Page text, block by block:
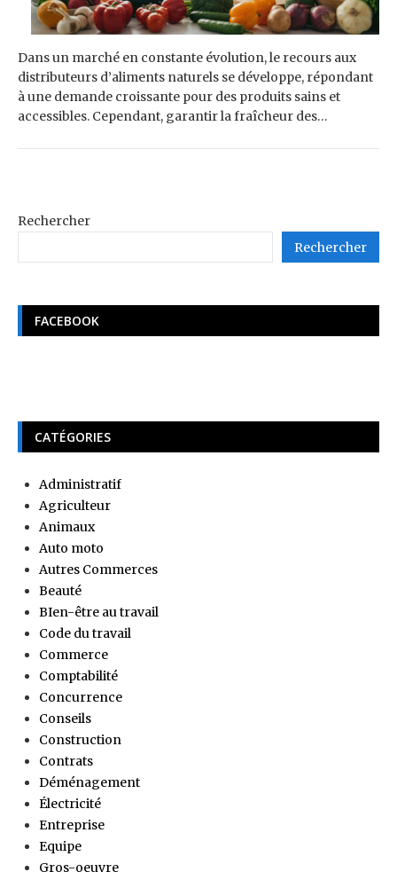
Dans un marché en constante évolution, le recours aux
distributeurs d’aliments naturels se développe, répondant
à une demande croissante pour des produits sains et
accessibles. Cependant, garantir la fraîcheur des…
Rechercher
Rechercher
FACEBOOK
CATÉGORIES
Administratif
Agriculteur
Animaux
Auto moto
Autres Commerces
Beauté
BIen-être au travail
Code du travail
Commerce
Comptabilité
Concurrence
Conseils
Construction
Contrats
Déménagement
Électricité
Entreprise
Equipe
Gros-oeuvre